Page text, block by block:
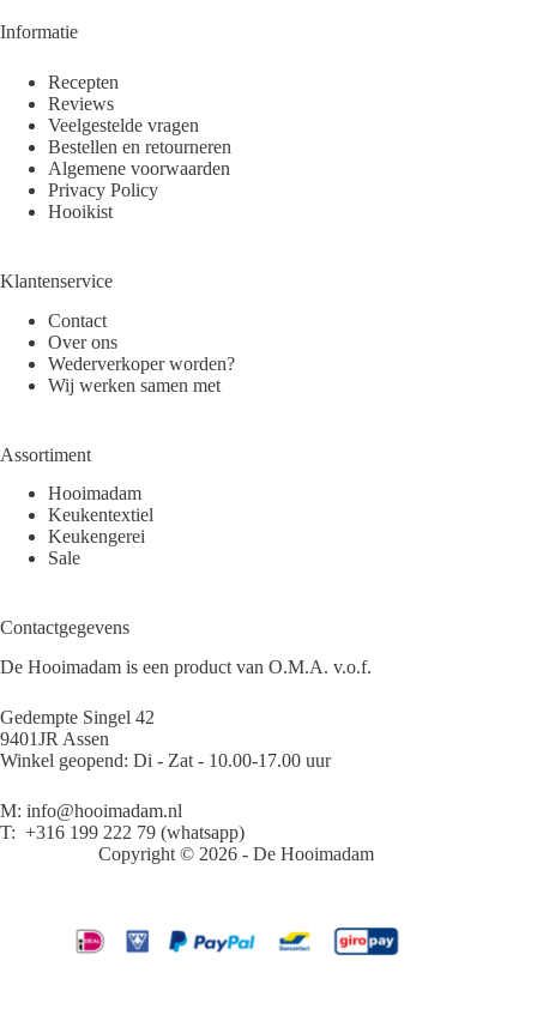
Informatie
Recepten
Reviews
Veelgestelde vragen
Bestellen en retourneren
Algemene voorwaarden
Privacy Policy
Hooikist
Klantenservice
Contact
Over ons
Wederverkoper worden?
Wij werken samen met
Assortiment
Hooimadam
Keukentextiel
Keukengerei
Sale
Contactgegevens
De Hooimadam is een product van O.M.A. v.o.f.
Gedempte Singel 42
9401JR Assen
Winkel geopend: Di - Zat - 10.00-17.00 uur
M: info@hooimadam.nl
T: +316 199 222 79 (whatsapp)
Copyright © 2026 - De Hooimadam